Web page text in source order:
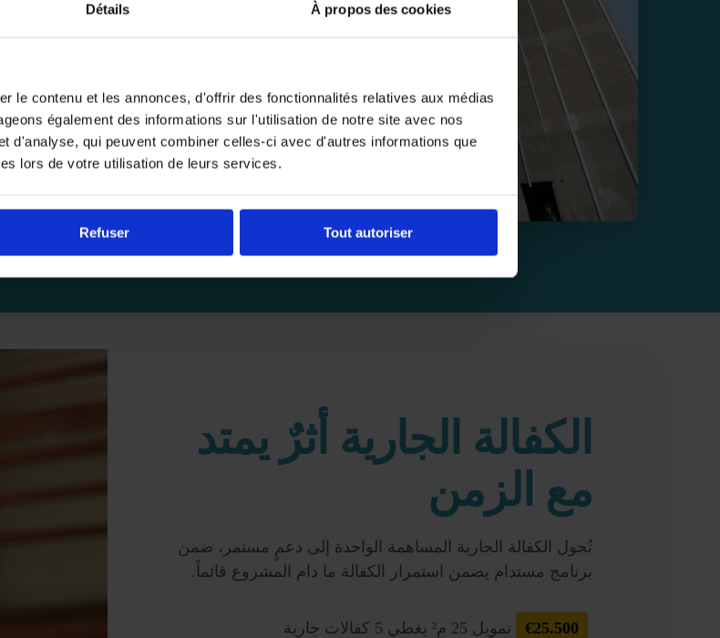
Détails À propos des cookies
le contenu et les annonces, d'offrir des fonctionnalités relatives aux médias
également des informations sur l'utilisation de notre site avec nos
d'analyse, qui peuvent combiner celles-ci avec d'autres informations que
lors de votre utilisation de leurs services.
Refuser Tout autoriser
الكفالة الجارية أثرٌ يمتد
مع الزمن
تُحول الكفالة الجارية المساهمة الواحدة إلى دعمٍ مستمر، ضمن
برنامج مستدام يضمن استمرار الكفالة ما دام المشروع قائماً.
€25.500 تمويل 25 م² يغطي 5 كفالات جارية